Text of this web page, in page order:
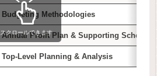
Budgeting Methodologies
Annual Profit Plan & Supporting
Top-Level Planning & Analysis
スクロールできます